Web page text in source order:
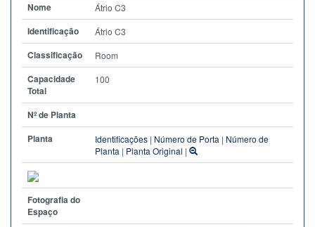
Nome
Átrio C3
Identificação Átrio C3
Classificação Room
Capacidade
Total
100
Nº de Planta
Planta
Identificações | Número de Porta | Número de
Planta | Planta Original |
Fotografia do
Espaço